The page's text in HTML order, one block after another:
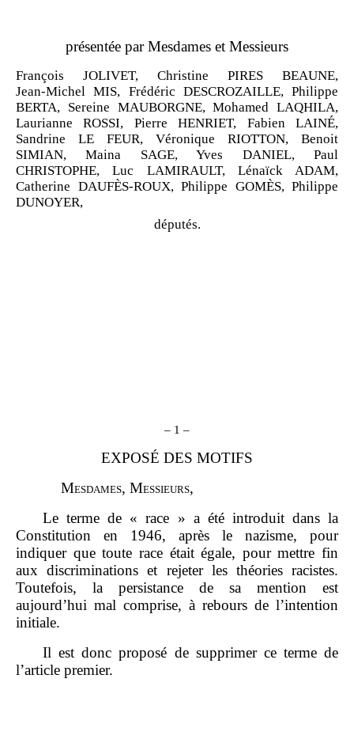
présentée par Mesdames et Messieurs
François JOLIVET, Christine PIRES
BEAUNE,
Jean‑Michel MIS, Frédéric DESCROZAILLE, Philippe
BERTA, Sereine MAUBORGNE, Mohamed LAQHILA,
Laurianne ROSSI, Pierre HENRIET, Fabien LAINÉ,
Sandrine LE
FEUR, Véronique RIOTTON, Benoit
SIMIAN, Maina SAGE, Yves DANIEL, Paul
CHRISTOPHE, Luc LAMIRAULT, Lénaïck ADAM,
Catherine DAUFÈS‑ROUX, Philippe GOMÈS, Philippe
DUNOYER,
députés.
– 1 –
EXPOSÉ DES MOTIFS
Mesdames, Messieurs,
Le terme de « race » a été introduit dans la
Constitution en 1946, après le nazisme, pour
indiquer que toute race était égale, pour mettre fin
aux discriminations et rejeter les théories racistes.
Toutefois, la persistance de sa mention est
aujourd’hui mal comprise, à rebours de l’intention
initiale.
Il est donc proposé de supprimer ce terme de
l’article premier.